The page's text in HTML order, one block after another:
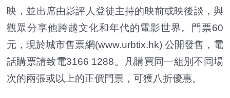
映，並出席由影評人登徒主持的映前或映後談，與
觀眾分享他跨越文化和年代的電影世界。門票60
元，現於城市售票網(www.urbtix.hk) 公開發售，電
話購票請致電3166 1288。凡購買同一組別不同場
次的兩張或以上的正價門票，可獲八折優惠。